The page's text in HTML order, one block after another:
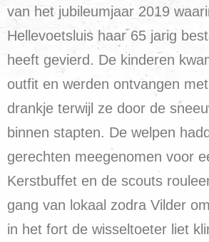
van het jubileumjaar 2019
Hellevoetsluis haar 65 jarig
heeft gevierd. De kinderen
outfit en werden ontvangen
drankje terwijl ze door de
binnen stapten. De welpen
gerechten meegenomen voor
Kerstbuffet en de scouts
gang van lokaal zodra Vilder
in het fort de wisseltoeter liet